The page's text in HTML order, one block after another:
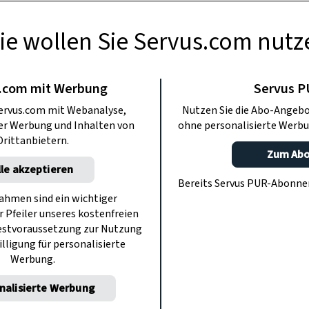
Alpen:
bei ServusTV
Jetset trifft auf Brauchtum
Heimatleuchten ist diesmal
der mondänen Hotspots Handwerk,
lebendig sind.
wollen Sie Servus.com
mit Werbung
mit Webanalyse,
Werbung und Inhalten von
akzeptieren
sind ein wichtiger
unseres kostenfreien
zur Nutzung
für personalisierte
Werbung.
Werbung
Servus
Nutzen Sie die Abo-
ohne personalisierte
Zum
Bereits Servus PUR-